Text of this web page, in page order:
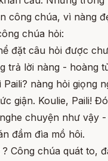
công chúa, vì nàng
chúa hỏi:
đặt câu hỏi được
trả lời nàng - hoàng
Paili? nàng hỏi giọng
giận. Koulie, Paili!
chuyện như vậy
đầm đìa mồ hôi.
Công chúa quát to,